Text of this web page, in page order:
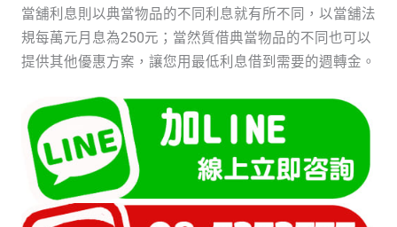
當舖利息則以典當物品的不同利息就有所不同，以當舖法
規每萬元月息為250元；當然質借典當物品的不同也可以
提供其他優惠方案，讓您用最低利息借到需要的週轉金。